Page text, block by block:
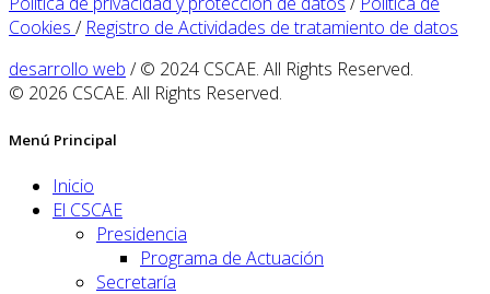
Cookies / Registro de Actividades de tratamiento de datos
desarrollo web / © 2024 CSCAE. All Rights Reserved.
© 2026 CSCAE. All Rights Reserved.
Menú Principal
Inicio
El CSCAE
Presidencia
Programa de Actuación
Secretaría